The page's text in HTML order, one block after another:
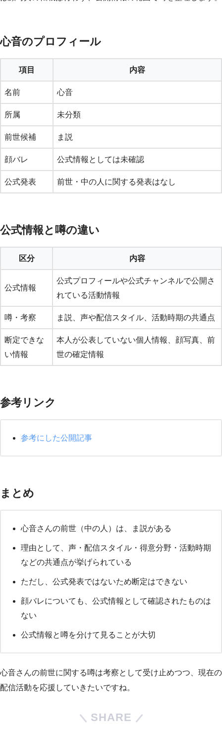
心音のプロフィール
項目 内容
名前 心音
所属 未分類
前世候補 ま説
顔バレ 公式情報としては未確認
公式発表 前世・中の人に関する発表はなし
公式情報と噂の違い
区分 内容
公式情報
公式プロフィールや公式チャンネルで公開さ
れている活動情報
噂・考察 ま説、声や配信スタイル、活動時期の共通点
断定できな
い情報
本人が公表していない個人情報、顔写真、前
世の確定情報
参考リンク
参考にした公開記事
まとめ
心音さんの前世（中の人）は、ま説がある
理由として、声・配信スタイル・得意分野・活動時期
などの共通点が挙げられている
ただし、公式発表ではないため断定はできない
顔バレについても、公式情報として確認されたものは
ない
公式情報と噂を分けて見ることが大切
心音さんの前世に関する噂は考察として受け止めつつ、現在の
配信活動を応援していきたいですね。
SHARE